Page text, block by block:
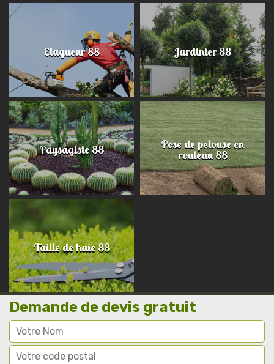
Elagueur 88 Jardinier 88
Paysagiste 88 Pose de pelouse en
rouleau 88
Taille de haie 88
Demande de devis gratuit